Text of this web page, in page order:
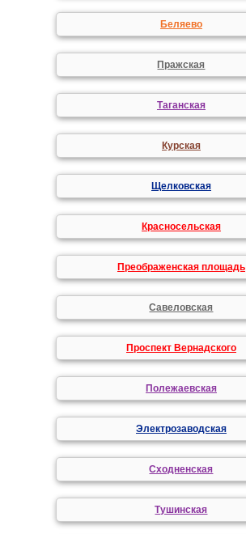
Беляево
Пражская
Таганская
Курская
Щелковская
Красносельская
Преображенская площадь
Савеловская
Проспект Вернадского
Полежаевская
Электрозаводская
Сходненская
Тушинская